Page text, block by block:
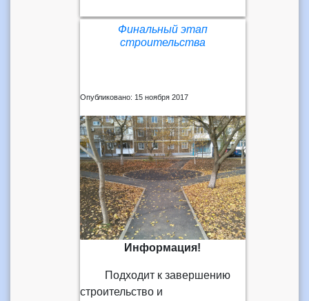
Финальный этап
строительства
Опубликовано: 15 ноября 2017
Информация!
Подходит к завершению
строительство и